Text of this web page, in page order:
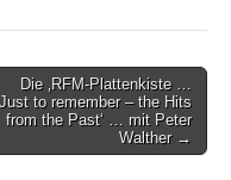
Die ‚RFM-Plattenkiste …
Just to remember – the Hits
from the Past‘ … mit Peter
Walther →